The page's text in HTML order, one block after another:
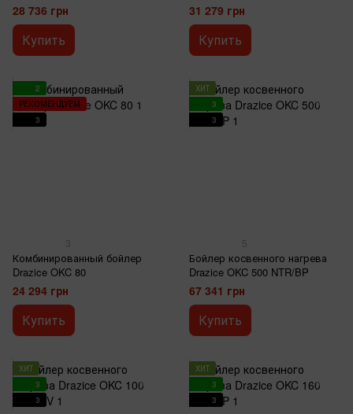
28 736 грн
Купить
31 279 грн
Купить
2
РЕКОМЕНДУЕМ
3
3
Комбинированный бойлер
Drazice OKC 80
24 294 грн
Купить
ХИТ
3
3
5
Бойлер косвенного нагрева
Drazice OKC 500 NTR/BP
67 341 грн
Купить
ХИТ
3
3
ХИТ
3
3